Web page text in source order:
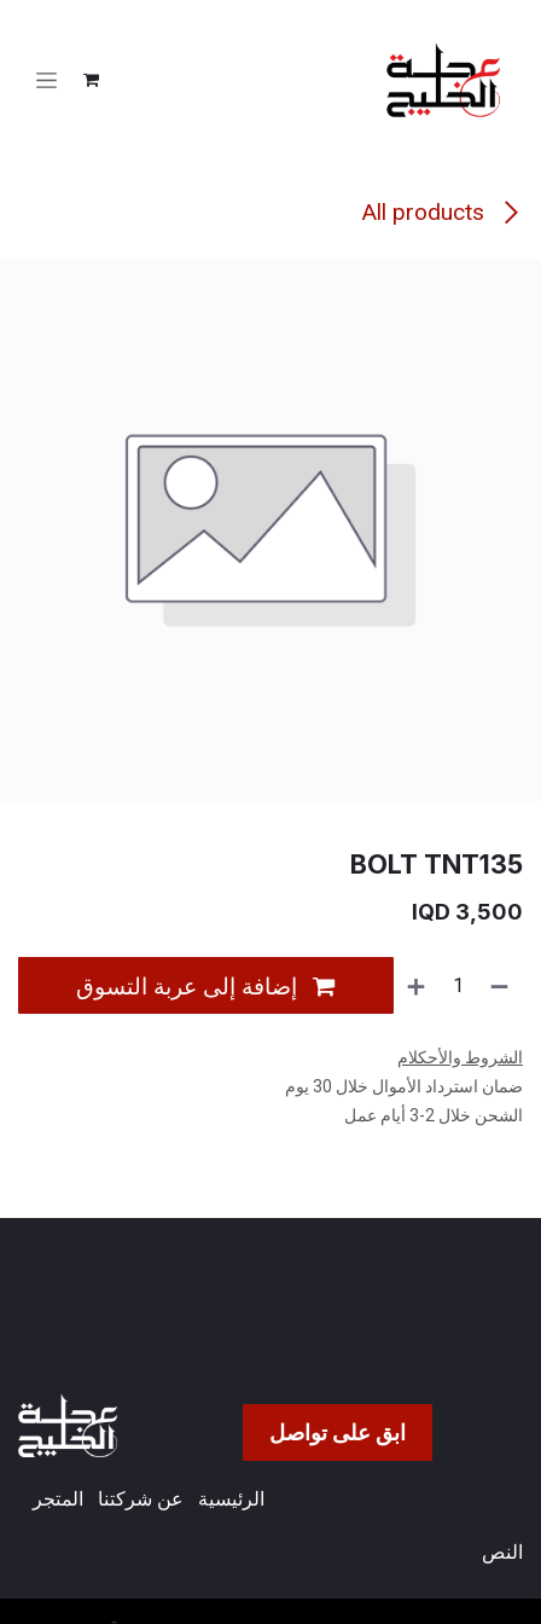
All products
BOLT TNT135
3,500
إضافة إلى عربة التسوق
الشروط والأحكلام
ضمان استرداد الأموال خلال 30 يوم
الشحن خلال 2-3 أيام عمل
ابق على تواصل
الرئيسية عن شركتنا​ المتجر
النص